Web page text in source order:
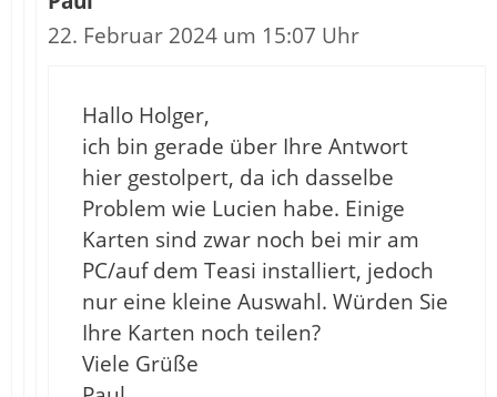
22. Februar 2024 um 15:07 Uhr
Hallo Holger,
ich bin gerade über Ihre Antwort
hier gestolpert, da ich dasselbe
Problem wie Lucien habe. Einige
Karten sind zwar noch bei mir am
PC/auf dem Teasi installiert, jedoch
nur eine kleine Auswahl. Würden Sie
Ihre Karten noch teilen?
Viele Grüße